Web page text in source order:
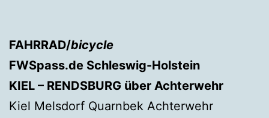
FAHRRAD/bicycle
FWSpass.de Schleswig-Holstein
KIEL – RENDSBURG über Achterwehr
Kiel Melsdorf Quarnbek Achterwehr